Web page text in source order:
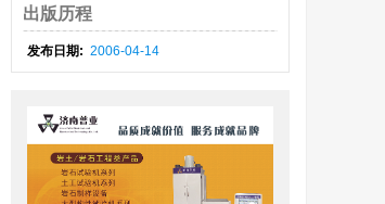
出版历程
发布日期: 2006-04-14